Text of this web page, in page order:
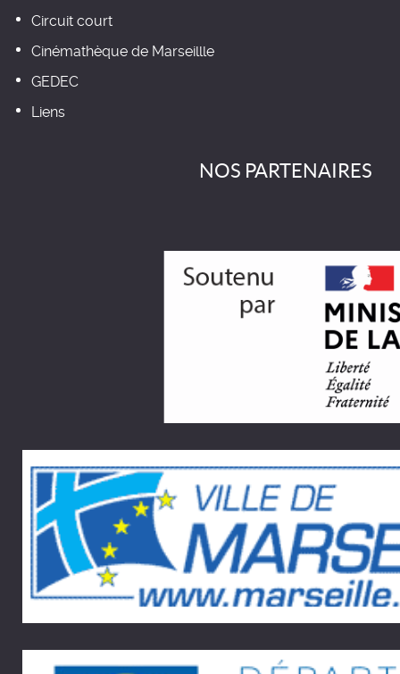
Circuit court
Cinémathèque de Marseillle
GEDEC
Liens
NOS PARTENAIRES